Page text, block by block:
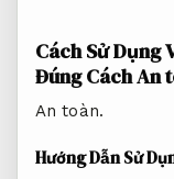
Cách Sử Dụng
Đúng CáchAn
An toàn.
Hướng Dẫn Sử